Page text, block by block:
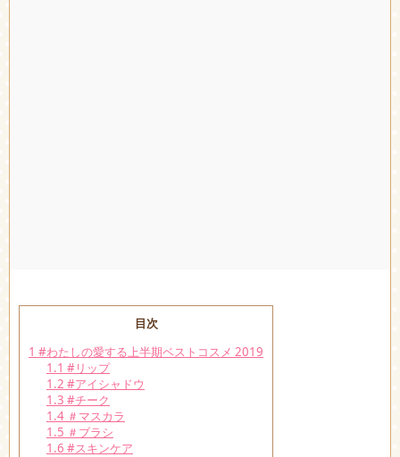
目次
1 #わたしの愛する上半期ベストコスメ 2019
1.1 #リップ
1.2 #アイシャドウ
1.3 #チーク
1.4＃マスカラ
1.5 ＃ブラシ
1.6 #スキンケア